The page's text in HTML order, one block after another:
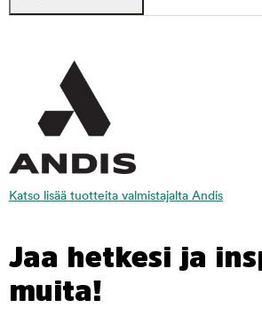
Katso lisää tuotteita valmistajalta Andis
Jaa hetkesi ja
muita!